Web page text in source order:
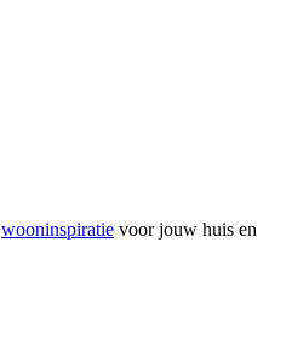
wooninspiratie voor jouw huis en